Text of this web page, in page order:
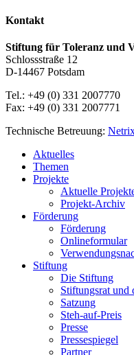
Kontakt
Stiftung für Toleranz und
Schlossstraße 12
D-14467 Potsdam
Tel.: +49 (0) 331 2007770
Fax: +49 (0) 331 2007771
Technische Betreuung:
Close
Menu
Aktuelles
Themen
Projekte
Aktuelle
Projekt-Archiv
Förderung
Förderung
Onlineformular
Stiftung
Die Stiftung
Stiftungsrat und
Satzung
Steh-auf-Preis
Presse
Pressespiegel
Partner